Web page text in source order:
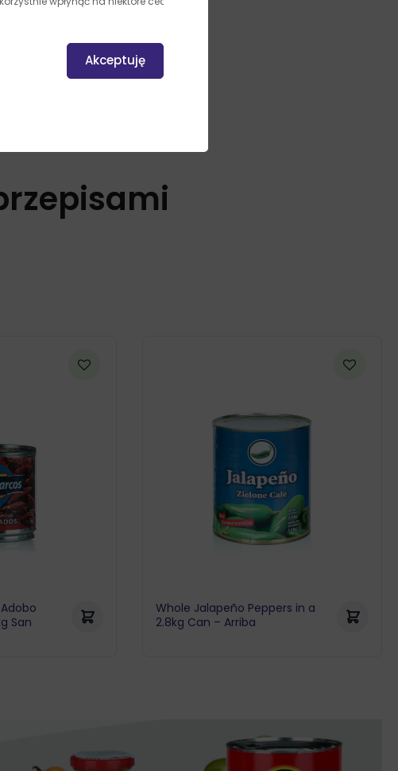
Akceptuję
San
Whole Jalapeño Peppers in a
2.8kg Can – Arriba